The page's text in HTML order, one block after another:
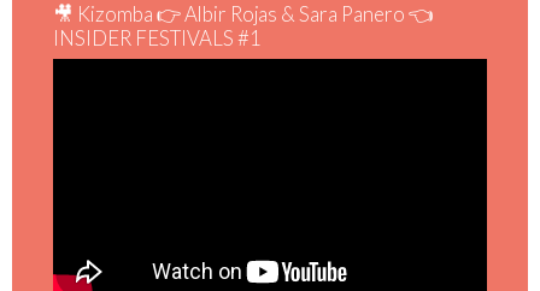
🎥 Kizomba 👉 Albir Rojas & Sara Panero 👈
INSIDER FESTIVALS #1